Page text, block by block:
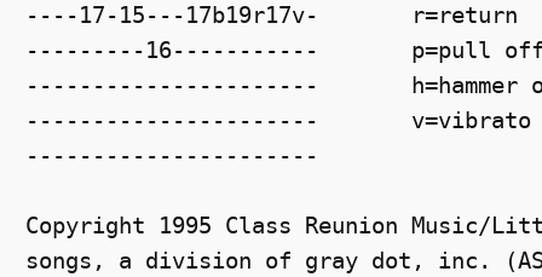
----17-15---17b19r17v-       r=return
---------16-----------       p=pull
----------------------       h=hammer
----------------------       v=vibrato
----------------------
Copyright 1995 Class Reunion Music/
songs, a division of gray dot, inc.